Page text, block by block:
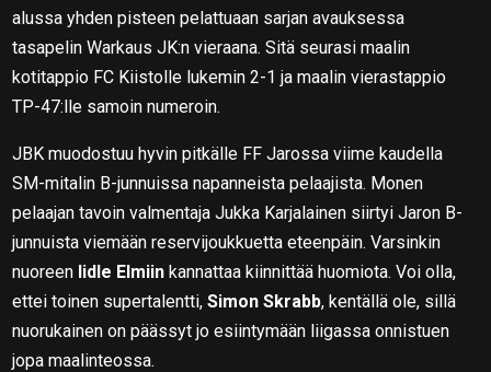
alussa yhden pisteen pelattuaan sarjan avauksessa
tasapelin Warkaus JK:n vieraana. Sitä seurasi maalin
kotitappio FC Kiistolle lukemin 2-1 ja maalin vierastappio
TP-47:lle samoin numeroin.
JBK muodostuu hyvin pitkälle FF Jarossa viime kaudella
SM-mitalin B-junnuissa napanneista pelaajista. Monen
pelaajan tavoin valmentaja Jukka Karjalainen siirtyi Jaron B-
junnuista viemään reservijoukkuetta eteenpäin. Varsinkin
nuoreen Iidle Elmiin kannattaa kiinnittää huomiota. Voi olla,
ettei toinen supertalentti,Simon Skrabb, kentällä ole, sillä
nuorukainen on päässyt jo esiintymään liigassa onnistuen
jopa maalinteossa.